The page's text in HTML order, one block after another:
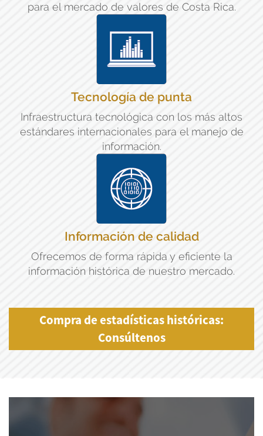
para el mercado de valores de Costa Rica.
Tecnología de punta
Infraestructura tecnológica con los más altos
estándares internacionales para el manejo de
información.
Información de calidad
Ofrecemos de forma rápida y eficiente la
información histórica de nuestro mercado.
Compra de estadísticas históricas:
Consúltenos